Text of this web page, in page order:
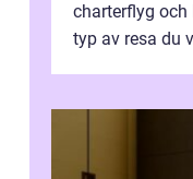
charterflyg och
typ av resa du